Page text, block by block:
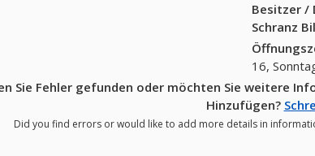
Besitzer /
Schranz
16,
Sie Fehler gefunden oder möchten Sie weitere
Hinzufügen?
Did you find errors or would like to add more details in